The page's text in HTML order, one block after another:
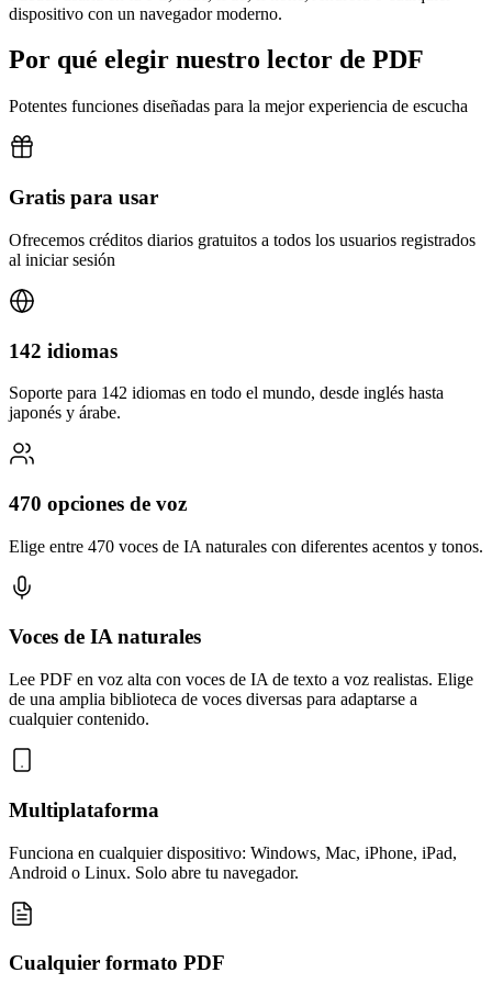
dispositivo con un navegador moderno.
Por qué elegir nuestro lector de PDF
Potentes funciones diseñadas para la mejor experiencia de escucha
Gratis para usar
Ofrecemos créditos diarios gratuitos a todos los usuarios registrados
al iniciar sesión
142 idiomas
Soporte para 142 idiomas en todo el mundo, desde inglés hasta
japonés y árabe.
470 opciones de voz
Elige entre 470 voces de IA naturales con diferentes acentos y tonos.
Voces de IA naturales
Lee PDF en voz alta con voces de IA de texto a voz realistas. Elige
de una amplia biblioteca de voces diversas para adaptarse a
cualquier contenido.
Multiplataforma
Funciona en cualquier dispositivo: Windows, Mac, iPhone, iPad,
Android o Linux. Solo abre tu navegador.
Cualquier formato PDF